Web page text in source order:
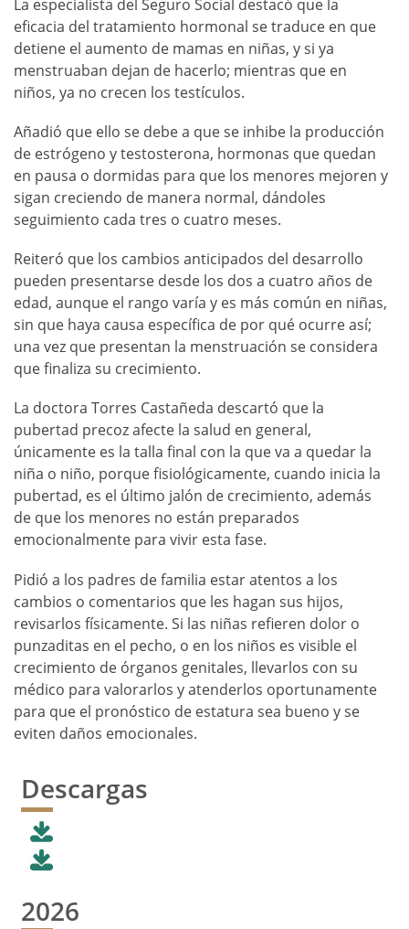
La especialista del Seguro Social destacó que la
eficacia del tratamiento hormonal se traduce en que
detiene el aumento de mamas en niñas, y si ya
menstruaban dejan de hacerlo; mientras que en
niños, ya no crecen los testículos.
Añadió que ello se debe a que se inhibe la producción
de estrógeno y testosterona, hormonas que quedan
en pausa o dormidas para que los menores mejoren y
sigan creciendo de manera normal, dándoles
seguimiento cada tres o cuatro meses.
Reiteró que los cambios anticipados del desarrollo
pueden presentarse desde los dos a cuatro años de
edad, aunque el rango varía y es más común en niñas,
sin que haya causa específica de por qué ocurre así;
una vez que presentan la menstruación se considera
que finaliza su crecimiento.
La doctora Torres Castañeda descartó que la
pubertad precoz afecte la salud en general,
únicamente es la talla final con la que va a quedar la
niña o niño, porque fisiológicamente, cuando inicia la
pubertad, es el último jalón de crecimiento, además
de que los menores no están preparados
emocionalmente para vivir esta fase.
Pidió a los padres de familia estar atentos a los
cambios o comentarios que les hagan sus hijos,
revisarlos físicamente. Si las niñas refieren dolor o
punzaditas en el pecho, o en los niños es visible el
crecimiento de órganos genitales, llevarlos con su
médico para valorarlos y atenderlos oportunamente
para que el pronóstico de estatura sea bueno y se
eviten daños emocionales.
Descargas
2026